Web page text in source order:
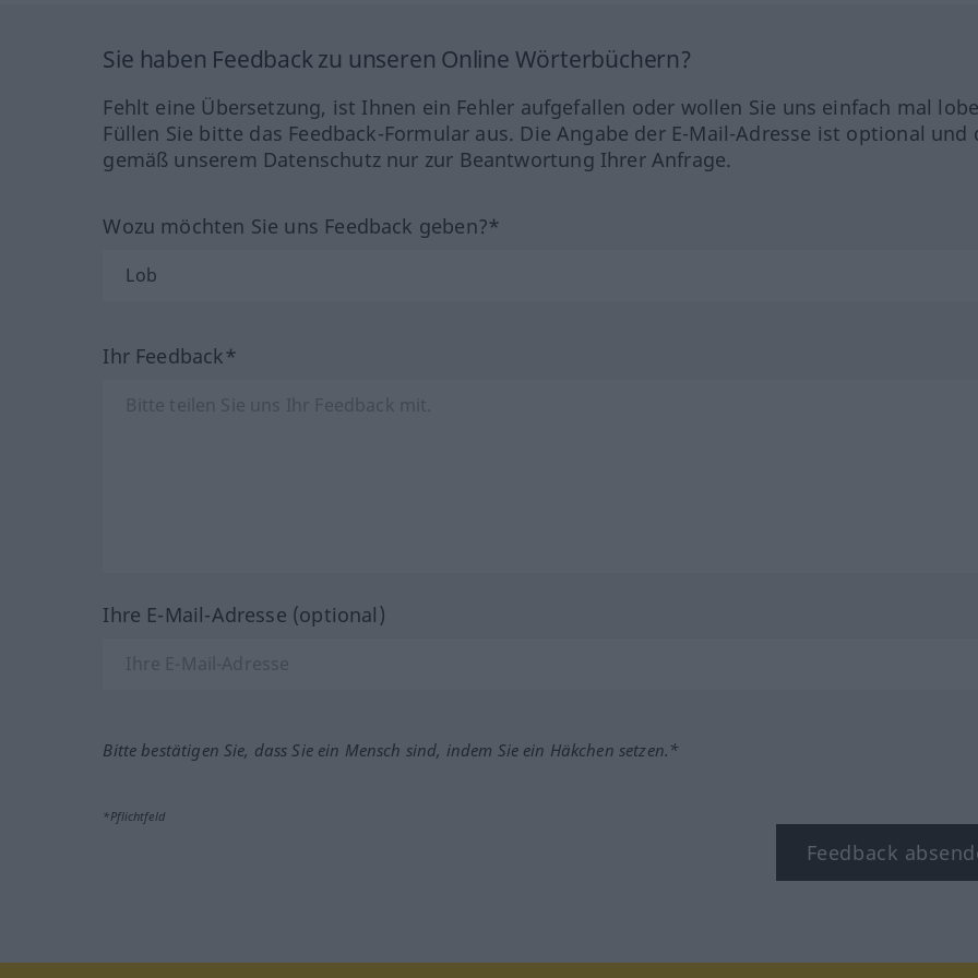
Sie haben Feedback zu unseren Online Wörterbüchern?
Fehlt eine Übersetzung, ist Ihnen ein Fehler aufgefallen oder wollen Sie uns einfach mal
Füllen Sie bitte das Feedback-Formular aus. Die Angabe der E-Mail-Adresse ist optional und
gemäß unserem Datenschutz nur zur Beantwortung Ihrer Anfrage.
Wozu möchten Sie uns Feedback geben?*
Ihr Feedback*
Ihre E-Mail-Adresse (optional)
Bitte bestätigen Sie, dass Sie ein Mensch sind, indem Sie ein Häkchen setzen.*
*Pflichtfeld
Feedback